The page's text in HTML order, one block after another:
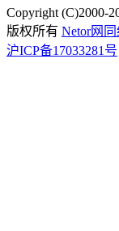
Copyright (C)2000-
版权所有 Netor网
沪ICP备17033281号